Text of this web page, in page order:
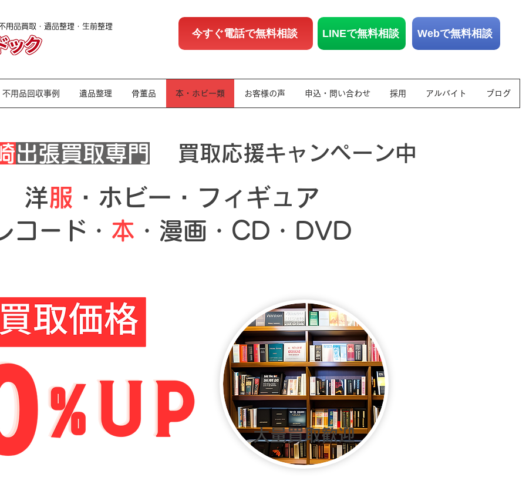
用品買取・遺品整理・生前整理
取ブルドック 今すぐ電話で無料相談 LINEで無料相談 Webで無料相談
不用品回収事例 遺品整理 骨董品 本・ホビー類 お客様の声 申込・問い合わせ 採用 アルバイト ブログ
出張買取専門​ ​買取応援キャンペーン中
​洋服 ・ホビー・フィギュア
コード・ 本 ・漫画・CD・DVD
大量買取歓迎